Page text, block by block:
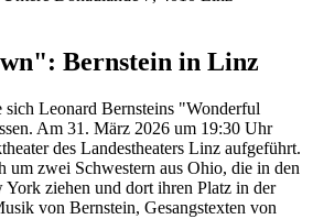
Bernstein in Linz
Leonard Bernsteins "Wonderful
Am 31. März 2026 um 19:30 Uhr
des Landestheaters Linz aufgeführt.
um zwei Schwestern aus Ohio, die in den
York ziehen und dort ihren Platz in der
von Bernstein, Gesangstexten von